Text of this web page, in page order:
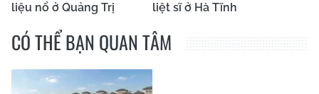
liệu nổ ở Quảng Trị
liệt sĩ ở Hà Tĩnh
CÓ THỂ BẠN QUAN TÂM